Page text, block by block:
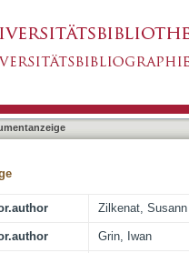
Zilkenat, Susann
Grin, Iwan